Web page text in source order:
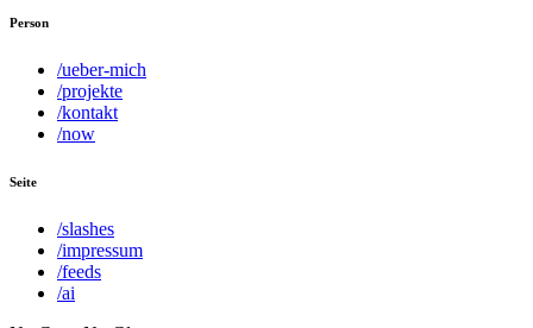
Person
/ueber-mich
/projekte
/kontakt
/now
Seite
/slashes
/impressum
/feeds
/ai